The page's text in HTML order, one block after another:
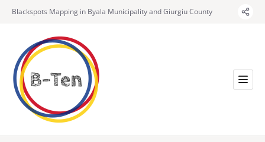
Blackspots Mapping in Byala Municipality and Giurgiu County